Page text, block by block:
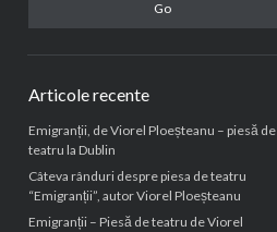
Articole recente
Emigranții, de Viorel Ploeșteanu – piesă de
teatru la Dublin
Câteva rânduri despre piesa de teatru
“Emigranții”, autor Viorel Ploeșteanu
Emigranții – Piesă de teatru de Viorel